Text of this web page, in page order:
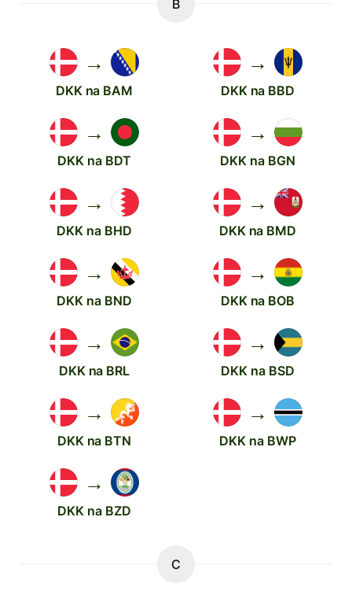
B
→
DKK na BAM
→
DKK na BBD
→
DKK na BDT
→
DKK na BGN
→
DKK na BHD
→
DKK na BMD
→
DKK na BND
→
DKK na BOB
→
DKK na BRL
→
DKK na BSD
→
DKK na BTN
→
DKK na BWP
→
DKK na BZD
C